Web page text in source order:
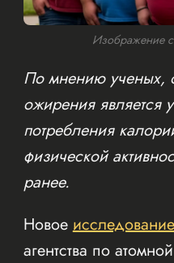
Изображение
По мнению ученых,
ожирения является
потребления
физической
ранее.
Новоеисследование
агентства по